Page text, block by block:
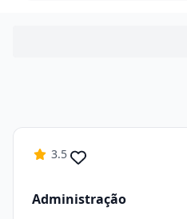
3.5
Administração